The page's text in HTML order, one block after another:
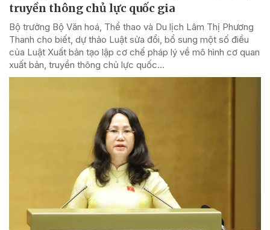
truyền thông chủ lực quốc gia
Bộ trưởng Bộ Văn hoá, Thể thao và Du lịch Lâm Thị Phương
Thanh cho biết, dự thảo Luật sửa đổi, bổ sung một số điều
của Luật Xuất bản tạo lập cơ chế pháp lý về mô hình cơ quan
xuất bản, truyền thông chủ lực quốc...